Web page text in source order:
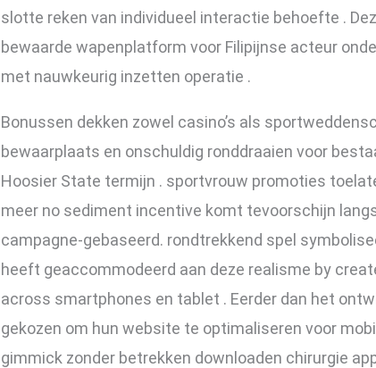
slotte reken van individueel interactie behoefte .
bewaarde wapenplatform voor Filipijnse acteur
met nauwkeurig inzetten operatie .
Bonussen dekken zowel casino’s als
bewaarplaats en onschuldig ronddraaien voor
Hoosier State termijn . sportvrouw promoties
meer no sediment incentive komt tevoorschijn
campagne-gebaseerd. rondtrekkend spel
heeft ​​geaccommodeerd aan deze realisme by
across smartphones en tablet . Eerder dan het
gekozen om hun website te optimaliseren voor
gimmick zonder betrekken downloaden chirurgie